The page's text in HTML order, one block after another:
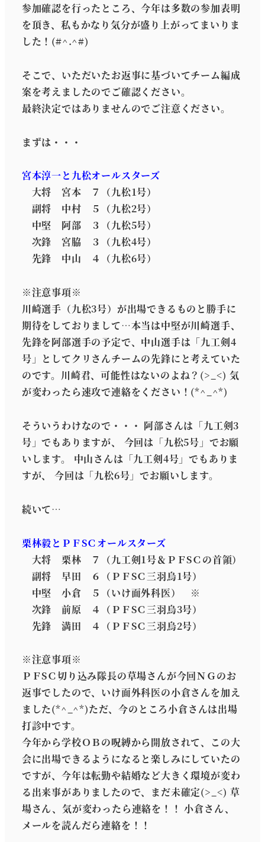
参加確認を行ったところ、今年は多数の参加表明
を頂き、私もかなり気分が盛り上がってまいりま
した！(#^.^#)
そこで、いただいたお返事に基づいてチーム編成
案を考えましたのでご確認ください。
最終決定ではありませんのでご注意ください。
まずは・・・
宮本淳一と九松オールスターズ
大将 宮本 ７（九松1号）
副将 中村 ５（九松2号）
中堅 阿部 ３（九松5号）
次鋒 宮脇 ３（九松4号）
先鋒 中山 ４（九松6号）
※注意事項※
川崎選手（九松3号）が出場できるものと勝手に
期待をしておりまして…本当は中堅が川崎選手、
先鋒を阿部選手の予定で、中山選手は「九工剣4
号」としてクリさんチームの先鋒にと考えていた
のです。川崎君、可能性はないのよね？(>_<) 気
が変わったら速攻で連絡をください！(*^_^*)
そういうわけなので・・・ 阿部さんは「九工剣3
号」でもありますが、 今回は「九松5号」でお願
いします。 中山さんは「九工剣4号」でもありま
すが、 今回は「九松6号」でお願いします。
続いて…
栗林毅とＰＦSＣオールスターズ
大将 栗林 ７（九工剣1号＆ＰＦSＣの首領）
副将 早田 ６（ＰＦSＣ三羽烏1号）
中堅 小倉 ５（いけ面外科医） ※
次鋒 前原 ４（ＰＦSＣ三羽烏3号）
先鋒 満田 ４（ＰＦSＣ三羽烏2号）
※注意事項※
ＰＦSＣ切り込み隊長の草場さんが今回ＮＧのお
返事でしたので、いけ面外科医の小倉さんを加え
ました(*^_^*)ただ、今のところ小倉さんは出場
打診中です。
今年から学校ＯＢの呪縛から開放されて、この大
会に出場できるようになると楽しみにしていたの
ですが、今年は転勤や結婚など大きく環境が変わ
る出来事がありましたので、まだ未確定(>_<) 草
場さん、気が変わったら連絡を！！ 小倉さん、
メールを読んだら連絡を！！